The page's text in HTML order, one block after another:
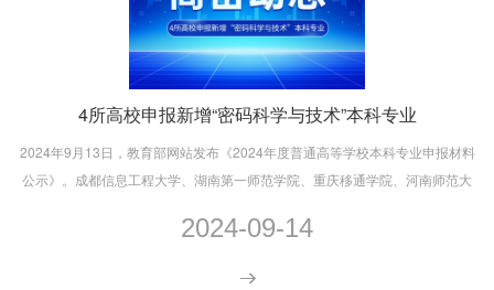
4所高校申报新增“密码科学与技术”本科专业
2024年9月13日，教育部网站发布《2024年度普通高等学校本科专业申报材料
公示》。成都信息工程大学、湖南第一师范学院、重庆移通学院、河南师范大
2024-09-14